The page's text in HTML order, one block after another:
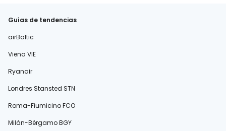
Guías de tendencias
airBaltic
Viena VIE
Ryanair
Londres Stansted STN
Roma-Fiumicino FCO
Milán-Bérgamo BGY